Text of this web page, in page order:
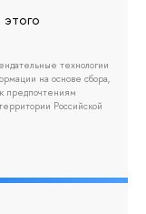
технологии
на основе сбора,
предпочтениям
Российской